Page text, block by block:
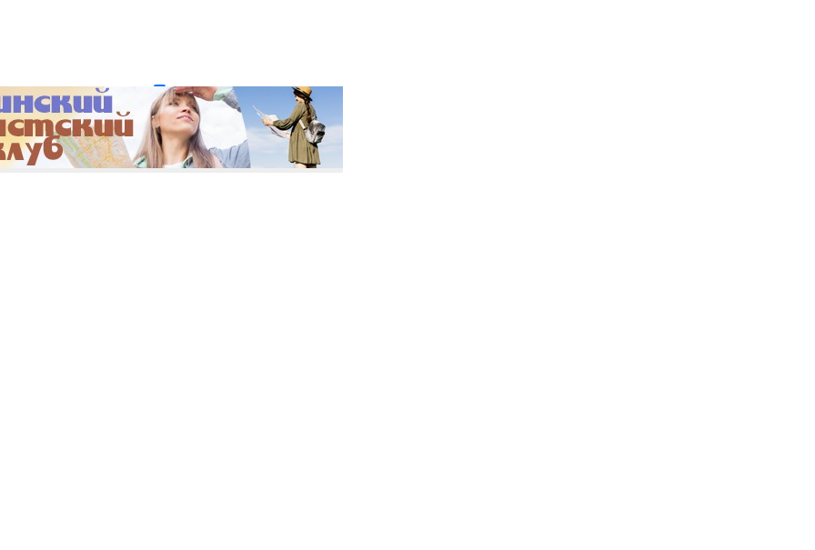
пароль? Регистрация